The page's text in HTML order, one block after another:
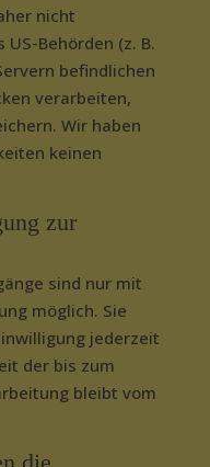
nicht
Behörden (z. B.
befindlichen
verarbeiten,
Wir haben
keinen
zur
sind nur mit
möglich. Sie
jederzeit
der bis zum
bleibt vom